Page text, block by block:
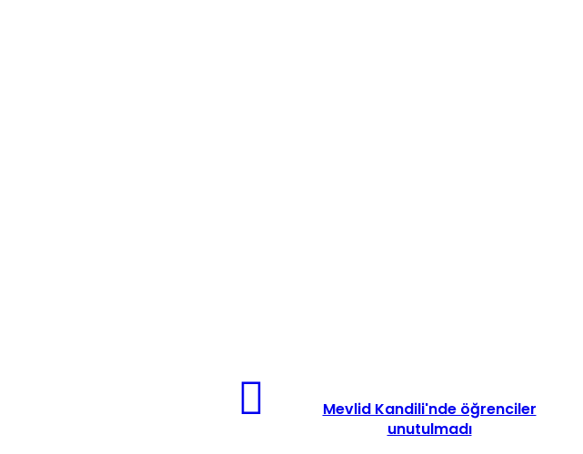
Mevlid Kandili'nde öğrenciler
unutulmadı